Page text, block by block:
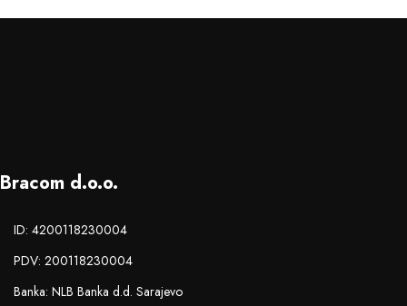
Bracom d.o.o.
ID: 4200118230004
PDV: 200118230004
Banka: NLB Banka d.d. Sarajevo